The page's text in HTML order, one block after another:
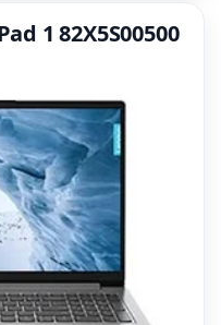
1 82X5S00500